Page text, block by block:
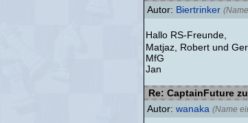
Autor: Biertrinker
Hallo RS-Freunde,
Matjaz, Robert und
MfG
Jan
Re: CaptainFuture
Autor: wanaka (Name